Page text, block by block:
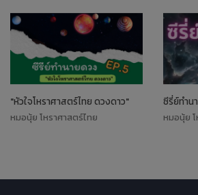
"หัวใจโหราศาสตร์ไทย ดวงดาว"
หมอนุ้ย โหราศาสตร์ไทย
ซีรี่ย์ทำน
หมอนุ้ย